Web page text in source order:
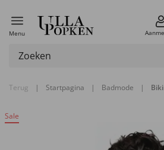
Menu
Terug | Startpagina | Badmode |
Sale